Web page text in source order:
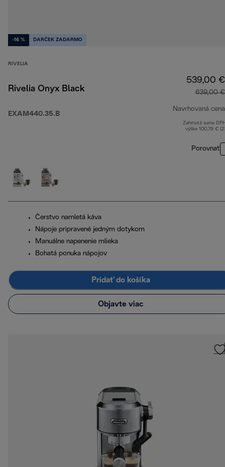
-16 % DARČEK ZADARMO
RIVELIA
Rivelia Onyx Black
EXAM440.35.B
539,00 €
639,00 €
Navrhovaná cena
Zahrnutá suma
výške 100,79 €
Porovnať
Čerstvo namletá káva
Nápoje pripravené jedným dotykom
Manuálne napenenie mlieka
Bohatá ponuka nápojov
Pridať do košíka
Objavte viac